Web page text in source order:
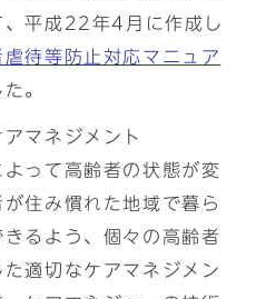
、平成22年4月に作成し
待等防止対応マニュア
。
マネジメント
よって高齢者の状態が変
住み慣れた地域で暮ら
きるよう、個々の高齢者
適切なケアマネジメン